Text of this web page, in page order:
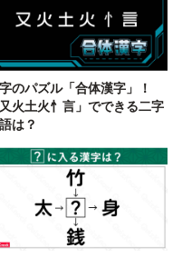
のパズル「合体漢字」！
又火土火忄言」でできる二字
は？